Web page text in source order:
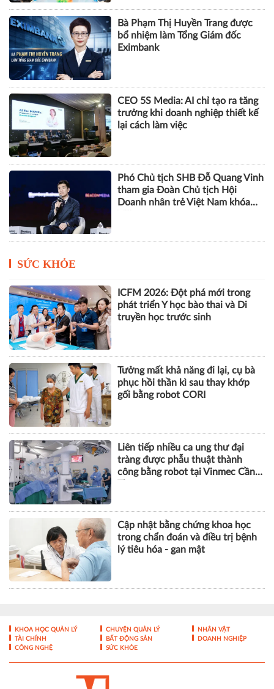
Bà Phạm Thị Huyền Trang được
bổ nhiệm làm Tổng Giám đốc
Eximbank
CEO 5S Media: AI chỉ tạo ra tăng
trưởng khi doanh nghiệp thiết kế
lại cách làm việc
Phó Chủ tịch SHB Đỗ Quang Vinh
tham gia Đoàn Chủ tịch Hội
Doanh nhân trẻ Việt Nam khóa
SỨC KHỎE
ICFM 2026: Đột phá mới trong
phát triển Y học bào thai và Di
truyền học trước sinh
Tưởng mất khả năng đi lại, cụ bà
phục hồi thần kì sau thay khớp
gối bằng robot CORI
Liên tiếp nhiều ca ung thư đại
tràng được phẫu thuật thành
công bằng robot tại Vinmec Cần
Cập nhật bằng chứng khoa học
trong chẩn đoán và điều trị bệnh
lý tiêu hóa - gan mật
KHOA HỌC QUẢN LÝ CHUYỆN QUẢN LÝ
NHÂN VẬT
TÀI CHÍNH
BẤT ĐỘNG SẢN
DOANH NGHIỆP
CÔNG NGHỆ
SỨC KHỎE